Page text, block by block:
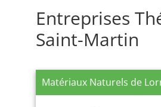
Entreprises
Saint-Martin
Matériaux Naturels de